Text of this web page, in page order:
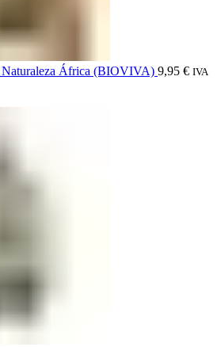
Naturaleza África (BIOVIVA) 9,95 € IVA